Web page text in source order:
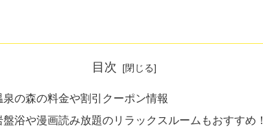
目次
泉の森の料金や割引クーポン情報
盤浴や漫画読み放題のリラックスルームもおすすめ！